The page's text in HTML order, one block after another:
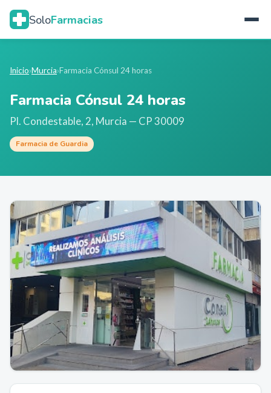
SoloFarmacias
Inicio›Murcia›Farmacia Cónsul 24 horas
Farmacia Cónsul 24 horas
Pl. Condestable, 2, Murcia — CP 30009
Farmacia de Guardia